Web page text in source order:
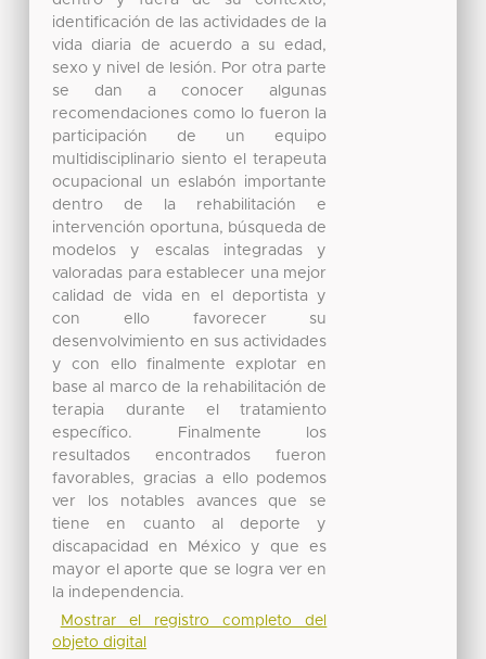
identificación de las actividades de la
vida diaria de acuerdo a su edad,
sexo y nivel de lesión. Por otra parte
se dan a conocer algunas
recomendaciones como lo fueron la
participación de un equipo
multidisciplinario siento el terapeuta
ocupacional un eslabón importante
dentro de la rehabilitación e
intervención oportuna, búsqueda de
modelos y escalas integradas y
valoradas para establecer una mejor
calidad de vida en el deportista y
con ello favorecer su
desenvolvimiento en sus actividades
y con ello finalmente explotar en
base al marco de la rehabilitación de
terapia durante el tratamiento
específico. Finalmente los
resultados encontrados fueron
favorables, gracias a ello podemos
ver los notables avances que se
tiene en cuanto al deporte y
discapacidad en México y que es
mayor el aporte que se logra ver en
la independencia.
Mostrar el registro completo del
objeto digital